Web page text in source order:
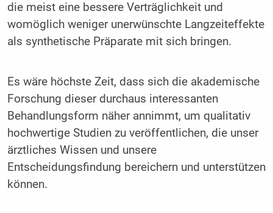
die meist eine bessere Verträglichkeit und
womöglich weniger unerwünschte Langzeiteffekte
als synthetische Präparate mit sich bringen.
Es wäre höchste Zeit, dass sich die akademische
Forschung dieser durchaus interessanten
Behandlungsform näher annimmt, um qualitativ
hochwertige Studien zu veröffentlichen, die unser
ärztliches Wissen und unsere
Entscheidungsfindung bereichern und unterstützen
können.